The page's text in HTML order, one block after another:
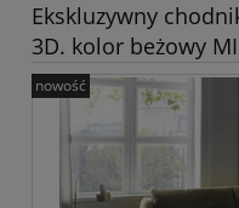
Ekskluzywny
3D. kolor beżowy
nowość